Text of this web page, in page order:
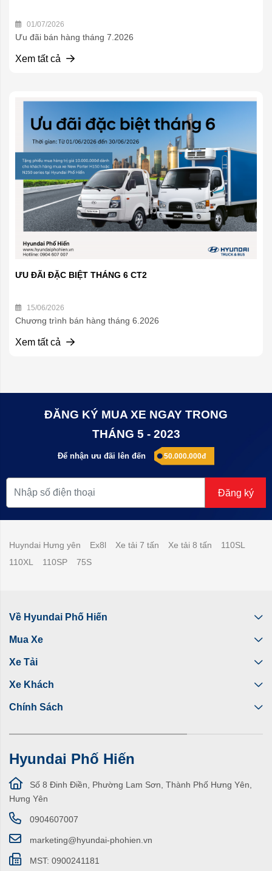
01/07/2026
Ưu đãi bán hàng tháng 7.2026
Xem tất cả
ƯU ĐÃI ĐẶC BIỆT THÁNG 6 CT2
15/06/2026
Chương trình bán hàng tháng 6.2026
Xem tất cả
ĐĂNG KÝ MUA XE NGAY TRONG
THÁNG 5 - 2023
Để nhận ưu đãi lên đến 50.000.000đ
Đăng ký
Huyndai Hưng yên Ex8l Xe tải 7 tấn Xe tải 8 tấn
110SL
110XL
110SP 75S
Về Hyundai Phố Hiến
Mua Xe
Xe Tải
Xe Khách
Chính Sách
Hyundai Phố Hiến
Số 8 Đinh Điền, Phường Lam Sơn, Thành Phố Hưng Yên,
Hưng Yên
0904607007
marketing@hyundai-phohien.vn
MST: 0900241181